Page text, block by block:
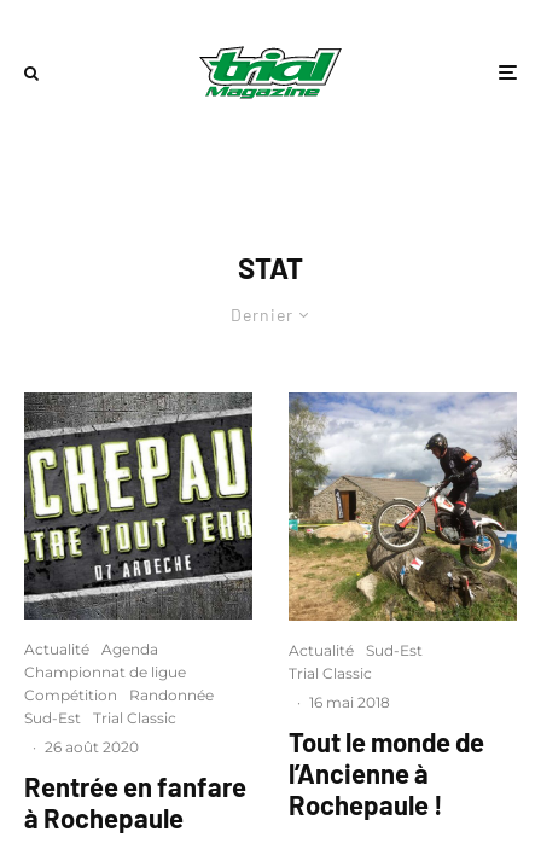
STAT
Dernier
Actualité
Agenda
Championnat de ligue
Compétition
Randonnée
Sud-Est
Trial Classic
· 26 août 2020
Rentrée en fanfare
à Rochepaule
Actualité
Sud-Est
Trial Classic
· 16 mai 2018
Tout le monde de
l’Ancienne à
Rochepaule !